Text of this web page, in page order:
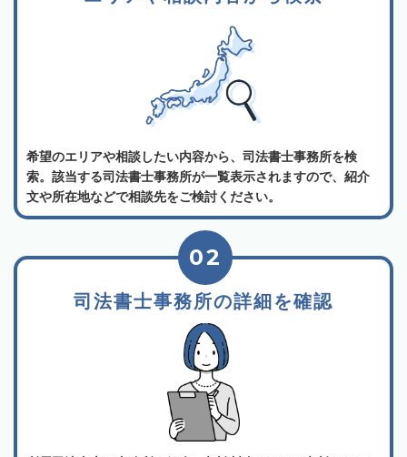
希望のエリアや相談したい内容から、司法書士事務所を検
索。該当する司法書士事務所が一覧表示されますので、紹介
文や所在地などで相談先をご検討ください。
司法書士事務所の詳細を確認
02